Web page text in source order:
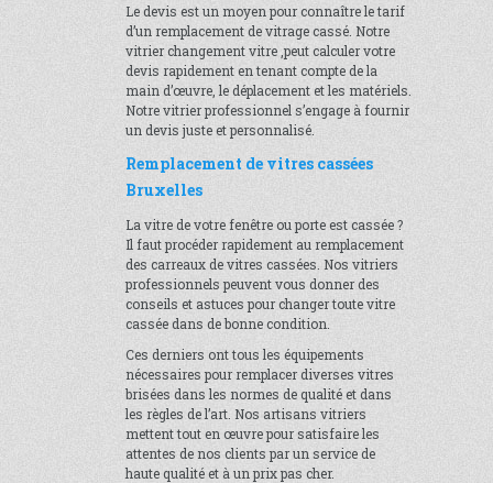
Le devis est un moyen pour connaître le tarif
d’un remplacement de vitrage cassé. Notre
vitrier changement vitre ,peut calculer votre
devis rapidement en tenant compte de la
main d’œuvre, le déplacement et les matériels.
Notre vitrier professionnel s’engage à fournir
un devis juste et personnalisé.
Remplacement de vitres cassées
Bruxelles
La vitre de votre fenêtre ou porte est cassée ?
Il faut procéder rapidement au remplacement
des carreaux de vitres cassées. Nos vitriers
professionnels peuvent vous donner des
conseils et astuces pour changer toute vitre
cassée dans de bonne condition.
Ces derniers ont tous les équipements
nécessaires pour remplacer diverses vitres
brisées dans les normes de qualité et dans
les règles de l’art. Nos artisans vitriers
mettent tout en œuvre pour satisfaire les
attentes de nos clients par un service de
haute qualité et à un prix pas cher.